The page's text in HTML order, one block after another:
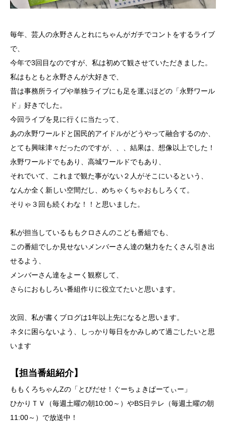
毎年、芸人の永野さんとれにちゃんがガチでコントをするライブ
で、
今年で3回目なのですが、私は初めて観させていただきました。
私はもともと永野さんが大好きで、
昔は事務所ライブや単独ライブにも足を運ぶほどの「永野ワール
ド」好きでした。
今回ライブを見に行くに当たって、
あの永野ワールドと国民的アイドルがどうやって融合するのか、
とても興味津々だったのですが、、、結果は、想像以上でした！
永野ワールドでもあり、高城ワールドでもあり、
それでいて、これまで観た事がない２人がそこにいるという、
なんか全く新しい空間だし、めちゃくちゃおもしろくて。
そりゃ３回も続くわな！！と思いました。
私が担当しているももクロさんのこども番組でも、
この番組でしか見せないメンバーさん達の魅力をたくさん引き出
せるよう、
メンバーさん達をよーく観察して、
さらにおもしろい番組作りに役立てたいと思います。
次回、私が書くブログは1年以上先になると思います。
ネタに困らないよう、しっかり毎日をかみしめて過ごしたいと思
います
【担当番組紹介】
ももくろちゃんZの「とびだせ！ぐーちょきぱーてぃー」
ひかりＴＶ（毎週土曜の朝10:00～）やBS日テレ（毎週土曜の朝
11:00～）で放送中！